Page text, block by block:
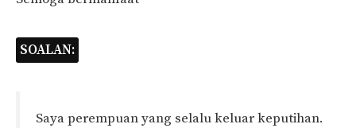
SOALAN:
Saya perempuan yang selalu keluar keputihan.